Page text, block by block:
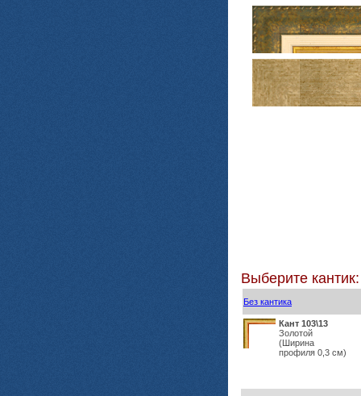
Выберите кантик:
Без кантика
Кант 103\13
Золотой
(Ширина
профиля 0,3 см)